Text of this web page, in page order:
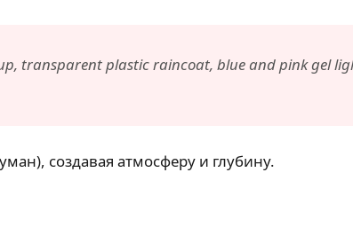
transparent plastic raincoat, blue and pink gel
создавая атмосферу и глубину.